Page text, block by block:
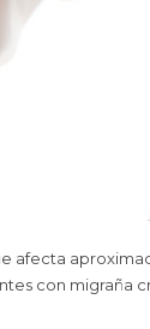
afecta
con migraña